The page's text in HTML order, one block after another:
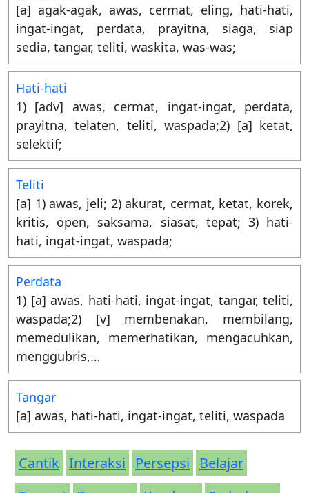
[a] agak-agak, awas, cermat, eling, hati-hati,
ingat-ingat, perdata, prayitna, siaga, siap
sedia, tangar, teliti, waskita, was-was;
Hati-hati
1) [adv] awas, cermat, ingat-ingat, perdata,
prayitna, telaten, teliti, waspada;2) [a] ketat,
selektif;
Teliti
[a] 1) awas, jeli; 2) akurat, cermat, ketat, korek,
kritis, open, saksama, siasat, tepat; 3) hati-
hati, ingat-ingat, waspada;
Perdata
1) [a] awas, hati-hati, ingat-ingat, tangar, teliti,
waspada;2) [v] membenakan, membilang,
memedulikan, memerhatikan, mengacuhkan,
menggubris,…
Tangar
[a] awas, hati-hati, ingat-ingat, teliti, waspada
Cantik Interaksi Persepsi
Belajar